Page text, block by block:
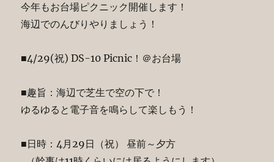
今年もお台場ピクニック開催します！
海辺でのんびりやりましょう！
■4/29(祝) DS-10 Picnic！＠お台場
■趣旨：海辺で芝生で空の下で！
ゆるゆると電子音を鳴らして楽しもう！
■日時：4月29日（祝） 昼前～夕方